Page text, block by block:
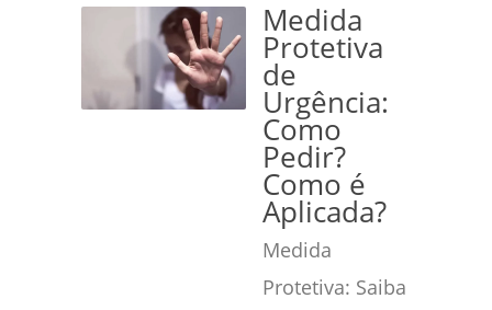
Medida
Protetiva
de
Urgência:
Como
Pedir?
Como é
Aplicada?
Medida
Protetiva: Saiba